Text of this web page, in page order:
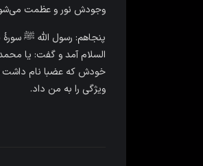
وجودش نور و عظمت
پنجاهم: رسول الله ﷺ سورۀ
السلام آمد و گفت: یا
خودش که عضبا نام داشت
ویژگى را به من داد.